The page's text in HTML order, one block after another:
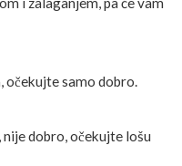
očekujte samo dobro.
dobro, očekujte lošu